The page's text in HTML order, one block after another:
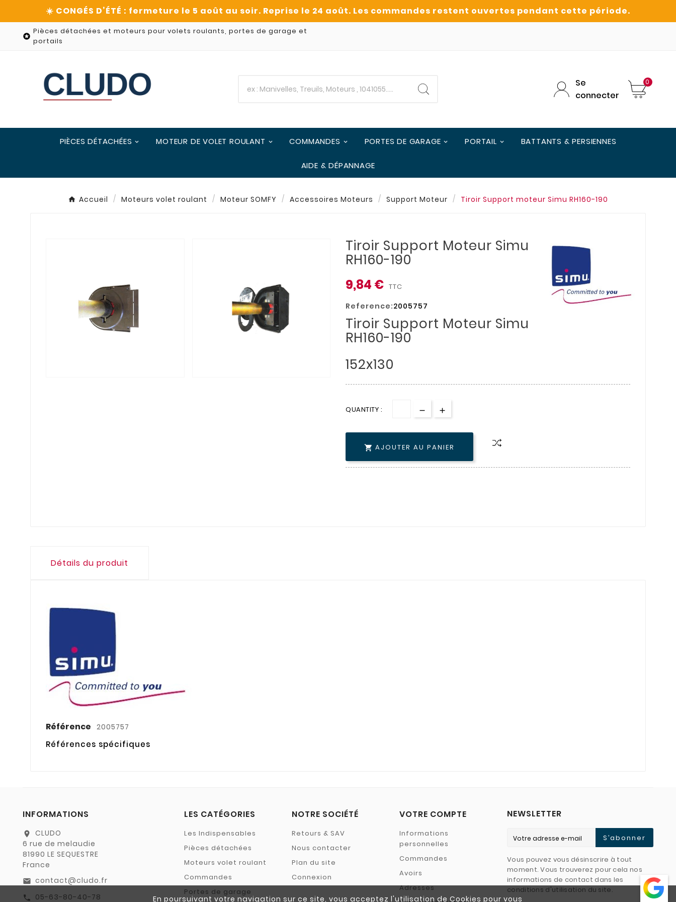
En poursuivant votre navigation sur ce site, vous acceptez l'utilisation de Cookies pour vous

Pièces détachées et moteurs pour volets roulants, portes de garage et
portails
Se
connecter
0
PIÈCES DÉTACHÉES MOTEUR DE VOLET ROULANT COMMANDES PORTES DE GARAGE PORTAIL BATTANTS & PERSIENNES
AIDE & DÉPANNAGE
Accueil Moteurs volet roulant Moteur SOMFY Accessoires Moteurs Support Moteur Tiroir Support moteur Simu RH160-190
Tiroir Support Moteur Simu
RH160-190
9,84 € TTC
Reference:2005757
Tiroir Support Moteur Simu
RH160-190
152x130
QUANTITY :
 AJOUTER AU PANIER
Détails du produit
Référence 2005757
Références spécifiques
INFORMATIONS
location_on
CLUDO
6 rue de melaudie
81990 LE SEQUESTRE
France
email contact@cludo.fr
call 05-63-80-40-78
LES CATÉGORIES
Les Indispensables
Pièces détachées
Moteurs volet roulant
Commandes
Portes de garage
NOTRE SOCIÉTÉ
Retours & SAV
Nous contacter
Plan du site
Connexion
VOTRE COMPTE
Informations
personnelles
Commandes
Avoirs
Adresses
NEWSLETTER
S’abonner
Vous pouvez vous désinscrire à tout
moment. Vous trouverez pour cela nos
informations de contact dans les
conditions d'utilisation du site.